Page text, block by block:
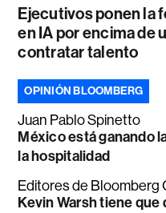
Ejecutivos ponen la
en IA por encima de
contratar talento
OPINIÓN BLOOMBERG
Juan Pablo Spinetto
México está ganando
la hospitalidad
Editores de Bloomberg
Kevin Warsh tiene